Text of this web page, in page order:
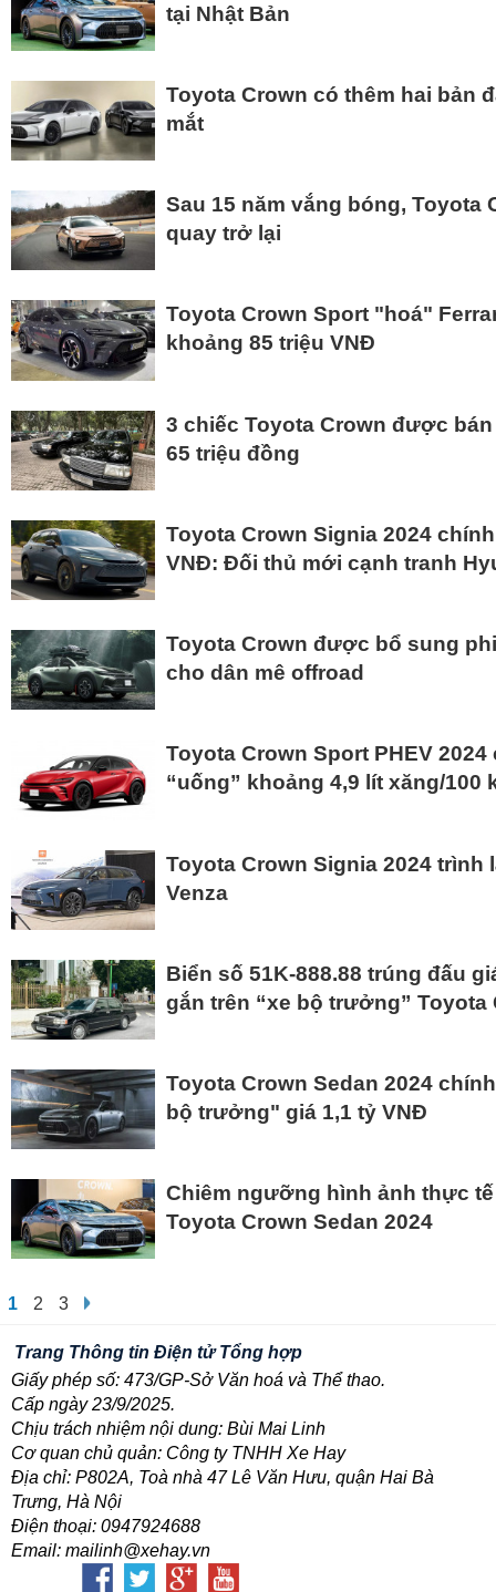
tại Nhật Bản
Toyota Crown có thêm hai bản
mắt
Sau 15 năm vắng bóng, Toyota
quay trở lại
Toyota Crown Sport "hoá"
khoảng 85 triệu VNĐ
3 chiếc Toyota Crown được
65 triệu đồng
Toyota Crown Signia 2024
VNĐ: Đối thủ mới cạnh tranh
Toyota Crown được bổ sung
cho dân mê offroad
Toyota Crown Sport PHEV
“uống” khoảng 4,9 lít xăng/100
Toyota Crown Signia 2024 trình
Venza
Biển số 51K-888.88 trúng đấu
gắn trên “xe bộ trưởng” Toyota
Toyota Crown Sedan 2024
bộ trưởng" giá 1,1 tỷ VNĐ
Chiêm ngưỡng hình ảnh thực
Toyota Crown Sedan 2024
1 2 3
Trang Thông tin Điện tử Tổng hợp
Giấy phép số: 473/GP-Sở Văn hoá và Thể thao.
Cấp ngày 23/9/2025.
Chịu trách nhiệm nội dung: Bùi Mai Linh
Cơ quan chủ quản: Công ty TNHH Xe Hay
Địa chỉ: P802A, Toà nhà 47 Lê Văn Hưu, quận Hai Bà
Trưng, Hà Nội
Điện thoại: 0947924688
Email: mailinh@xehay.vn